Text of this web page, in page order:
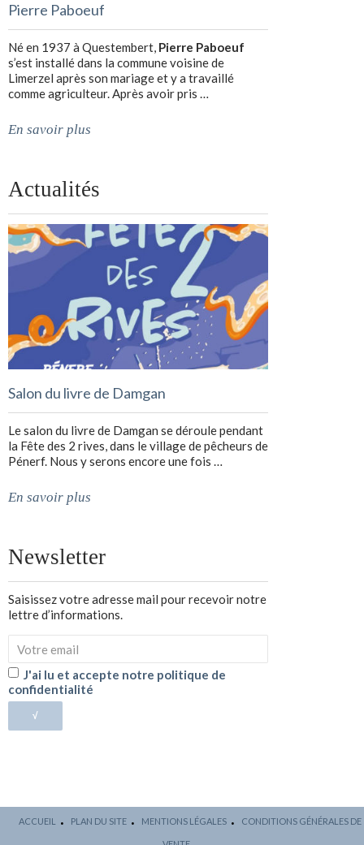
Pierre Paboeuf
Né en 1937 à Questembert, Pierre Paboeuf
s’est installé dans la commune voisine de
Limerzel après son mariage et y a travaillé
comme agriculteur. Après avoir pris …
En savoir plus
Actualités
Salon du livre de Damgan
Le salon du livre de Damgan se déroule pendant
la Fête des 2 rives, dans le village de pêcheurs de
Pénerf. Nous y serons encore une fois …
En savoir plus
Newsletter
Saisissez votre adresse mail pour recevoir notre
lettre d’informations.
J'ai lu et accepte notre politique de
confidentialité
√
ACCUEIL PLAN DU SITE MENTIONS LÉGALES CONDITIONS GÉNÉRALES DE